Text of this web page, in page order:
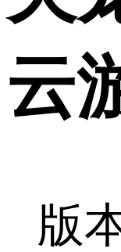
云
版